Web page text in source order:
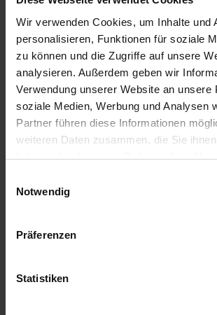
Wir verwenden Cookies, um Inhalte und
personalisieren, Funktionen für soziale
zu können und die Zugriffe auf unsere
analysieren. Außerdem geben wir
Verwendung unserer Website an unsere
soziale Medien, Werbung und Analysen
Partner führen diese Informationen
weiteren Daten zusammen, die Sie
haben oder die sie im Rahmen Ihrer
Notwendig
Präferenzen
Statistiken
Abendspaziergang
18.00 Uhr
17.06.2026 - Mittwoch
Arles / Frankreich
Ausflug: Die Camargue ca. 5 Std. - 45€
Ausflug: Rundgang mit Arenabesuch - ca. 2 Std.
Ausflug: Camargue-Safari im Geländewagen -
14.30 Uhr
Viviers / Frankreich
18.06.2026 - Donnerstag
Ausflug: Durch die Ardeche mit dem Dampfzug
13.00 Uhr